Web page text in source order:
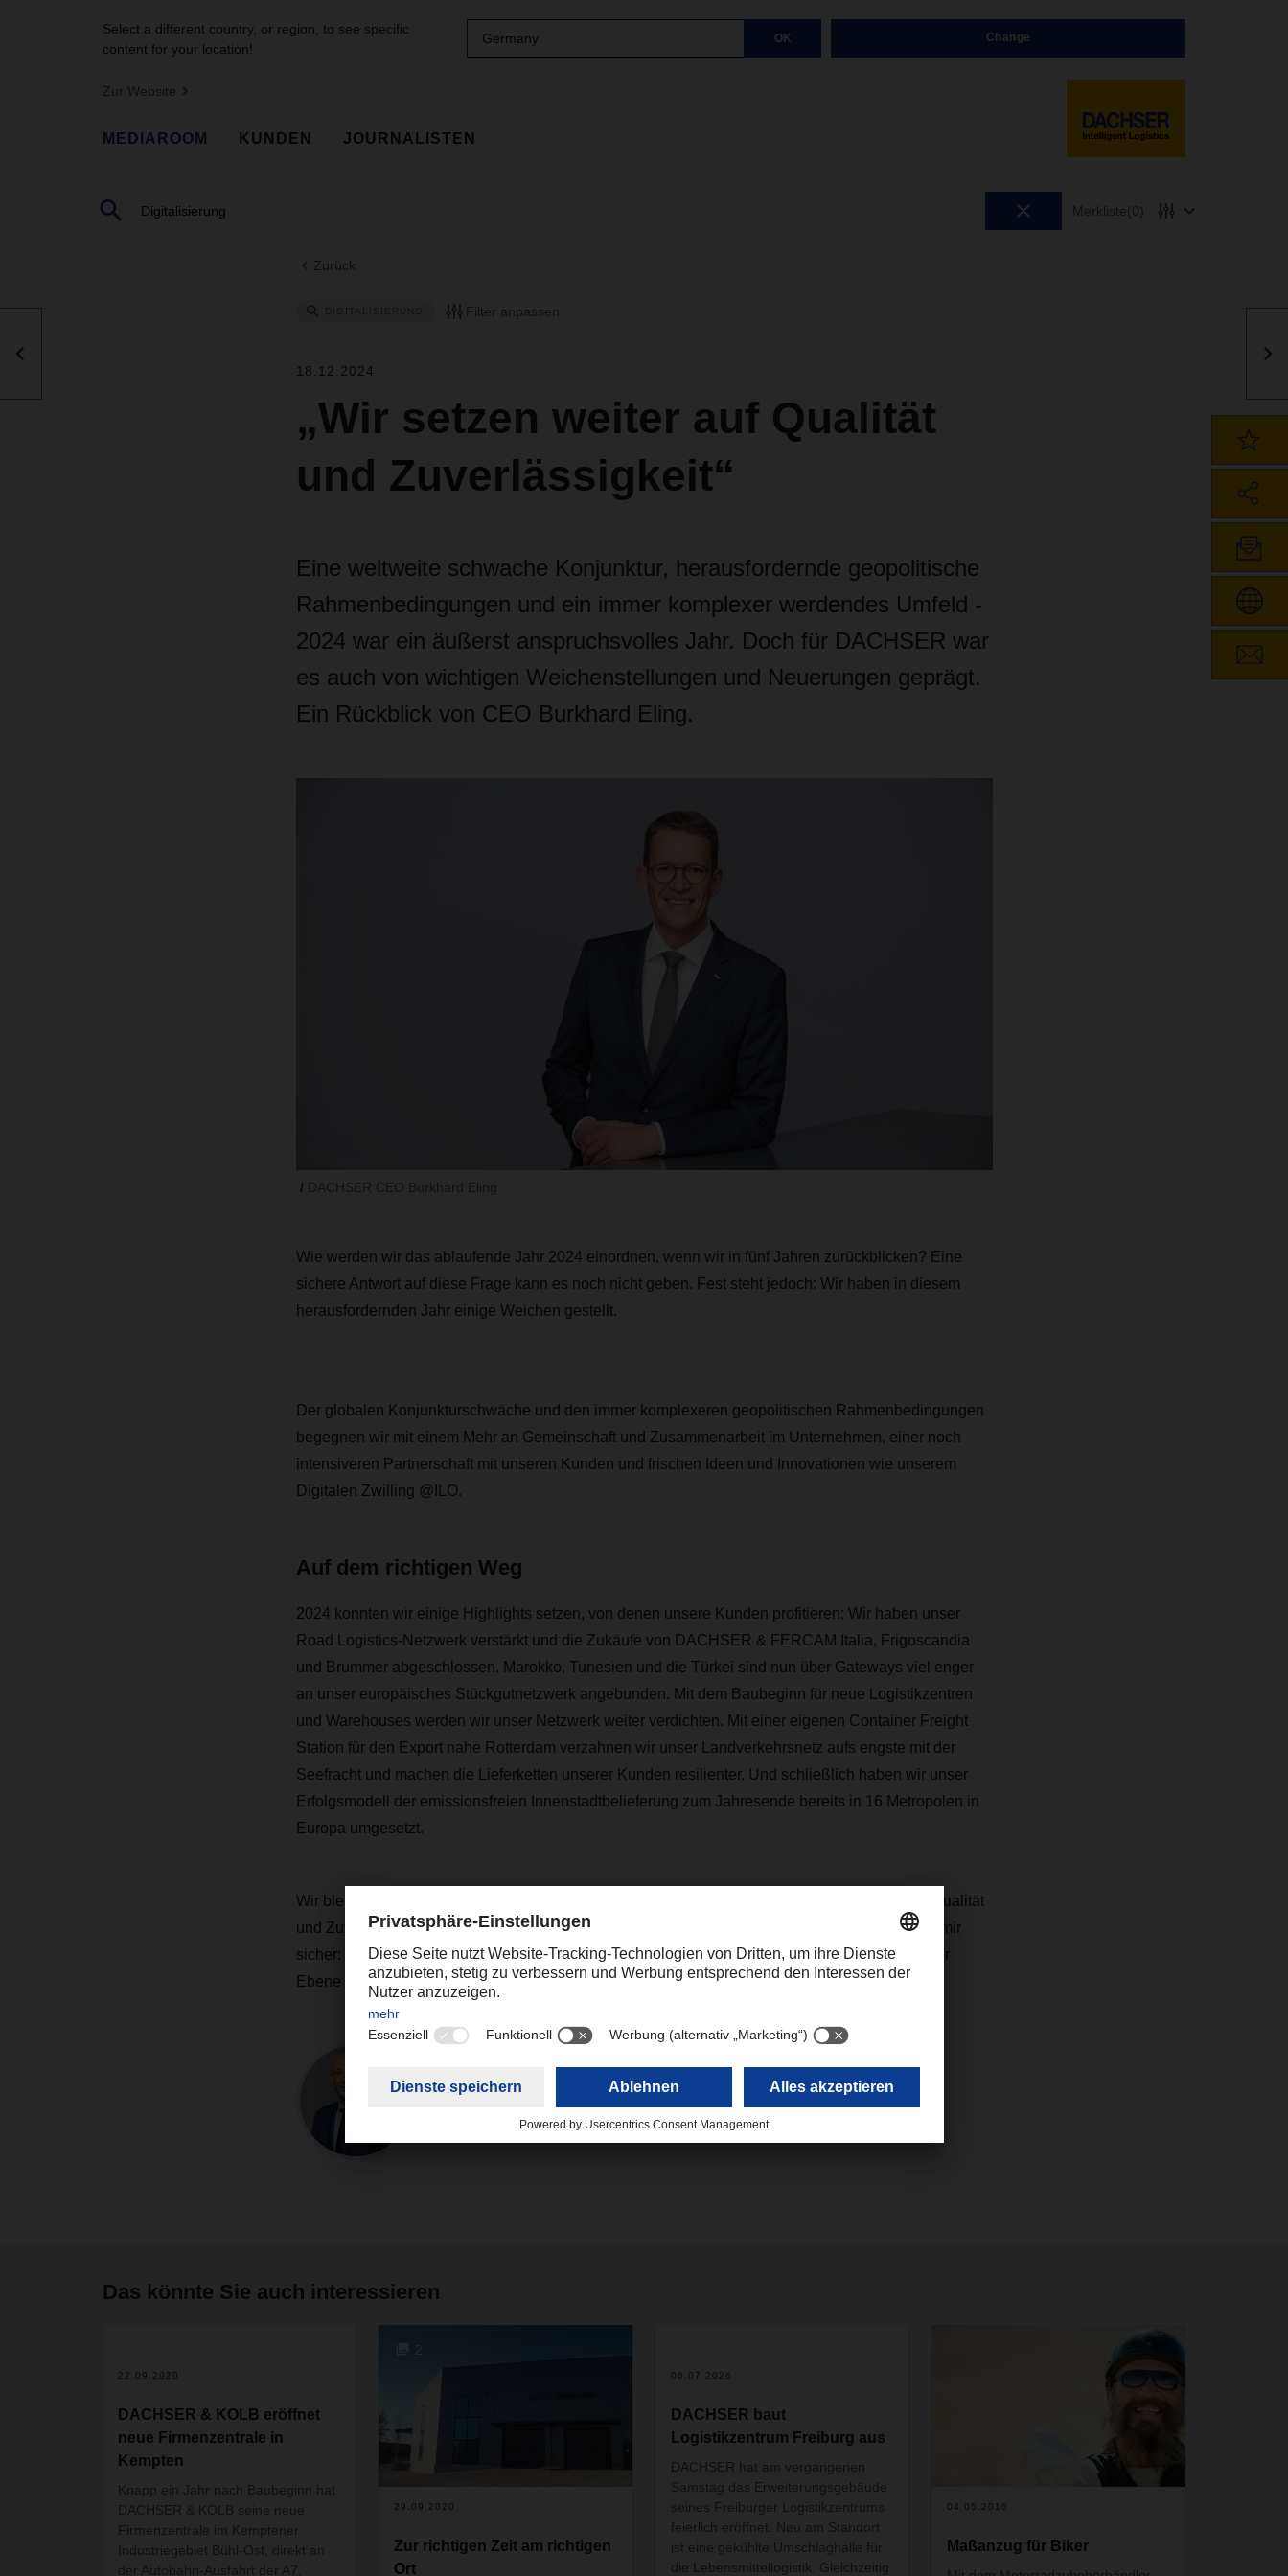
Select a different country, or region, to see specific
content for your location!
Germany OK Change
Zur Website
MEDIAROOM KUNDEN JOURNALISTEN
Merkliste(0)
Zurück
Filter anpassen
18.12.2024
„Wir setzen weiter auf Qualität
und Zuverlässigkeit“
Eine weltweite schwache Konjunktur, herausfordernde geopolitische
Rahmenbedingungen und ein immer komplexer werdendes Umfeld -
2024 war ein äußerst anspruchsvolles Jahr. Doch für DACHSER war
es auch von wichtigen Weichenstellungen und Neuerungen geprägt.
Ein Rückblick von CEO Burkhard Eling.
Wie werden wir das ablaufende Jahr 2024 einordnen, wenn wir in fünf Jahren zurückblicken? Eine
sichere Antwort auf diese Frage kann es noch nicht geben. Fest steht jedoch: Wir haben in diesem
herausfordernden Jahr einige Weichen gestellt.
Der globalen Konjunkturschwäche und den immer komplexeren geopolitischen Rahmenbedingungen
begegnen wir mit einem Mehr an Gemeinschaft und Zusammenarbeit im Unternehmen, einer noch
intensiveren Partnerschaft mit unseren Kunden und frischen Ideen und Innovationen wie unserem
Digitalen Zwilling @ILO.
Auf dem richtigen Weg
2024 konnten wir einige Highlights setzen, von denen unsere Kunden profitieren: Wir haben unser
Road Logistics-Netzwerk verstärkt und die Zukäufe von DACHSER & FERCAM Italia, Frigoscandia
und Brummer abgeschlossen. Marokko, Tunesien und die Türkei sind nun über Gateways viel enger
an unser europäisches Stückgutnetzwerk angebunden. Mit dem Baubeginn für neue Logistikzentren
und Warehouses werden wir unser Netzwerk weiter verdichten. Mit einer eigenen Container Freight
Station für den Export nahe Rotterdam verzahnen wir unser Landverkehrsnetz aufs engste mit der
Seefracht und machen die Lieferketten unserer Kunden resilienter. Und schließlich haben wir unser
Erfolgsmodell der emissionsfreien Innenstadtbelieferung zum Jahresende bereits in 16 Metropolen in
Europa umgesetzt.
Wir bleiben fest auf Kurs und verfolgen unsere Wachstumsstrategie. Wir setzen weiter voll auf Qualität
und Zuverlässigkeit und optimieren die Lieferketten unserer Kunden. Für das Jahr 2025 bin ich mir
sicher: Wir werden die Erfolgsgeschichte als unabhängiges Familienunternehmen auf weltweiter
Ebene fortschreiben.
Kontakt
Corporate Public Relations
+49 831 5916-1425
christian.weber@dachser.com
Das könnte Sie auch interessieren
22.09.2020
DACHSER & KOLB eröffnet
neue Firmenzentrale in
Kempten
Knapp ein Jahr nach Baubeginn hat
DACHSER & KOLB seine neue
Firmenzentrale im Kemptener
Industriegebiet Bühl-Ost, direkt an
der Autobahn-Ausfahrt der A7,
29.09.2020
Zur richtigen Zeit am richtigen
Ort
06.07.2026
DACHSER baut
Logistikzentrum Freiburg aus
DACHSER hat am vergangenen
Samstag das Erweiterungsgebäude
seines Freiburger Logistikzentrums
feierlich eröffnet. Neu am Standort
ist eine gekühlte Umschlaghalle für
die Lebensmittellogistik. Gleichzeitig
04.05.2016
Maßanzug für Biker